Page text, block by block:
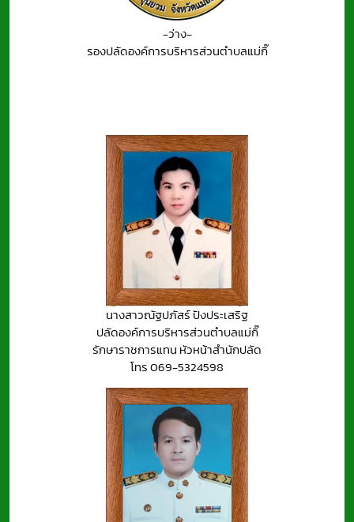
-ว่าง-
รองปลัดองค์การบริหารส่วนตำบลแม่กิ๊
นางสาวณัฐปภัสร์ ปังประเสริฐ
ปลัดองค์การบริหารส่วนตำบลแม่กิ๊
รักษาราชการแทน หัวหน้าสำนักปลัด
โทร 069-5324598